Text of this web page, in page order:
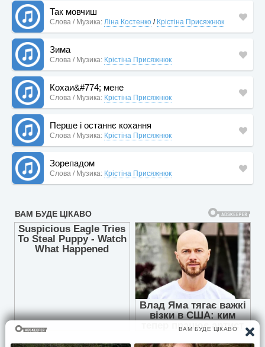
Так мовчиш
Слова / Музика: Ліна Костенко / Крістіна Присяжнюк
Зима
Слова / Музика: Крістіна Присяжнюк
Кохаи&#774; мене
Слова / Музика: Крістіна Присяжнюк
Перше і останнє кохання
Слова / Музика: Крістіна Присяжнюк
Зорепадом
Слова / Музика: Крістіна Присяжнюк